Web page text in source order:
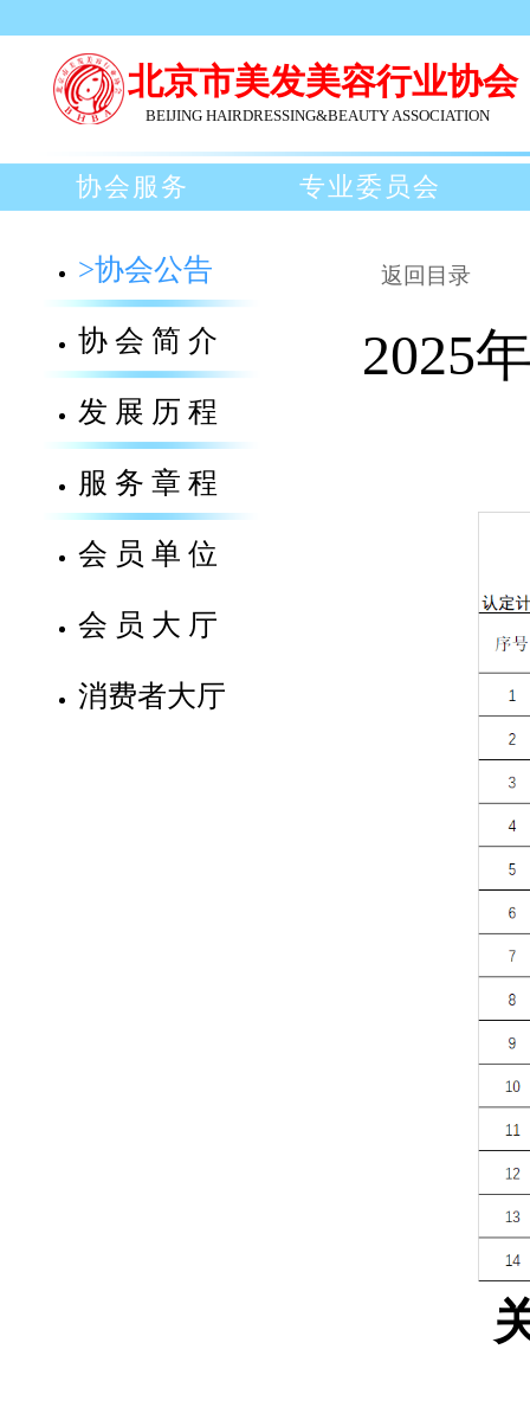
北京市美发美容行业协会
BEIJING HAIRDRESSING&BEAUTY ASSOCIATION
协会服务 专业委员会
>协会公告
协会简介
发展历程
服务章程
会员单位
会员大厅
消费者大厅
返回目录
2025